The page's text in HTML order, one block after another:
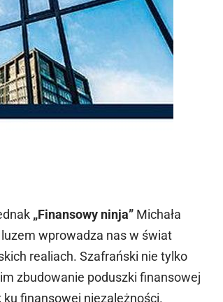
„Finansowy ninja” Michała
wprowadza nas w świat
realiach. Szafrański nie tylko
zbudowanie poduszki finansowej
finansowej niezależności.